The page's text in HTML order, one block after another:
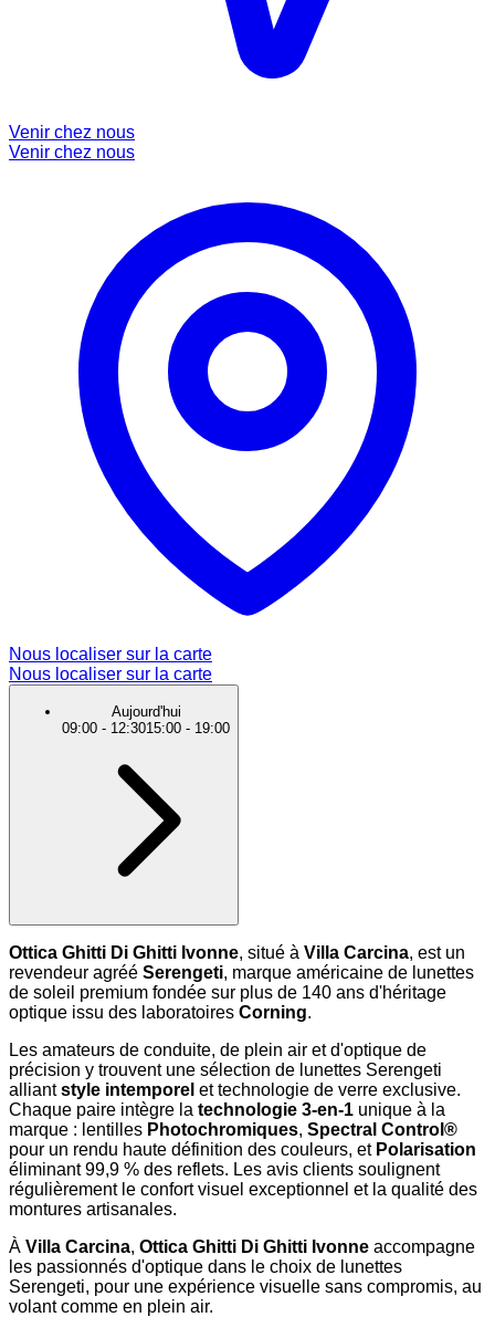
Venir chez nous
Venir chez nous
Nous localiser sur la carte
Nous localiser sur la carte
Aujourd'hui
09:00 - 12:3015:00 - 19:00
Ottica Ghitti Di Ghitti Ivonne, situé à Villa Carcina, est un
revendeur agréé Serengeti, marque américaine de lunettes
de soleil premium fondée sur plus de 140 ans d'héritage
optique issu des laboratoires Corning.
Les amateurs de conduite, de plein air et d'optique de
précision y trouvent une sélection de lunettes Serengeti
alliantstyle intemporel et technologie de verre exclusive.
Chaque paire intègre la technologie 3-en-1 unique à la
marque : lentilles Photochromiques, Spectral Control®
pour un rendu haute définition des couleurs, et Polarisation
éliminant 99,9 % des reflets. Les avis clients soulignent
régulièrement le confort visuel exceptionnel et la qualité des
montures artisanales.
À Villa Carcina, Ottica Ghitti Di Ghitti Ivonne accompagne
les passionnés d'optique dans le choix de lunettes
Serengeti, pour une expérience visuelle sans compromis, au
volant comme en plein air.